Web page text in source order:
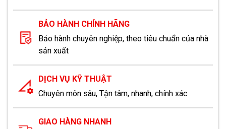
BẢO HÀNH CHÍNH HÃNG
Bảo hành chuyên nghiệp, theo tiêu chuẩn của nhà
sản xuất
DỊCH VỤ KỸ THUẬT
Chuyên môn sâu, Tận tâm, nhanh, chính xác
GIAO HÀNG NHANH